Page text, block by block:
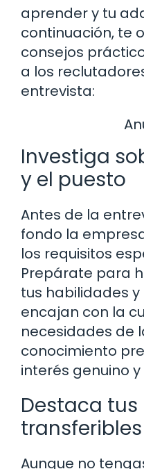
aprender y tu
continuación, te
consejos
a los
entrevista:
Investiga
y el puesto
Antes de la
fondo la
los requisitos
Prepárate para
tus habilidades
encajan con la
necesidades de
conocimiento
interés genuino
Destaca
transferibles
Aunque no